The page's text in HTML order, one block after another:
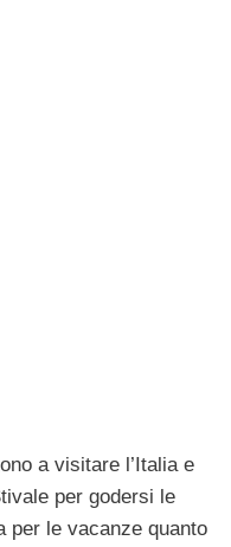
a visitare l’Italia e
per godersi le
per le vacanze quanto